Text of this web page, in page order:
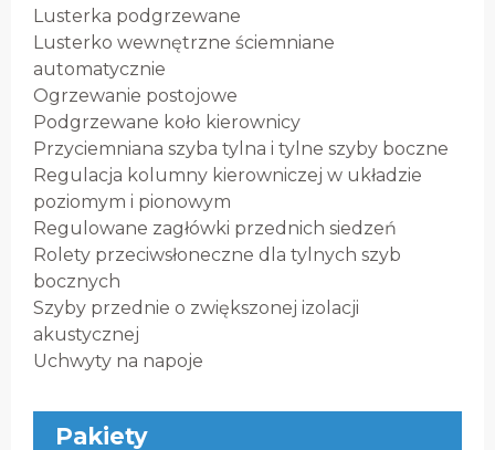
Lusterka podgrzewane
Lusterko wewnętrzne ściemniane
automatycznie
Ogrzewanie postojowe
Podgrzewane koło kierownicy
Przyciemniana szyba tylna i tylne szyby boczne
Regulacja kolumny kierowniczej w układzie
poziomym i pionowym
Regulowane zagłówki przednich siedzeń
Rolety przeciwsłoneczne dla tylnych szyb
bocznych
Szyby przednie o zwiększonej izolacji
akustycznej
Uchwyty na napoje
Pakiety